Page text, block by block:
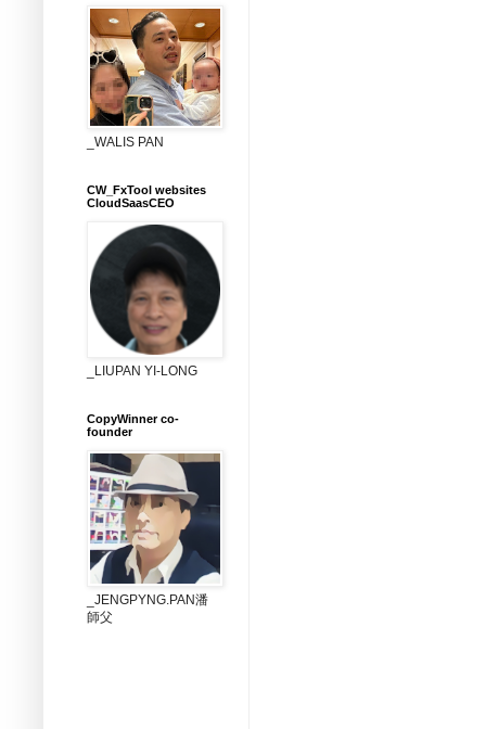
_WALIS PAN
CW_FxTool websites
CloudSaasCEO
_LIUPAN YI-LONG
CopyWinner co-
founder
_JENGPYNG.PAN潘
師父